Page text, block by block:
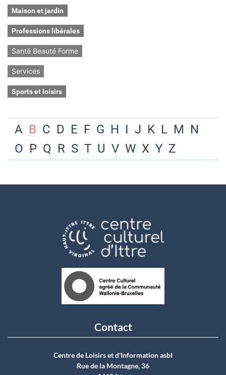
Maison et jardin
Professions libérales
Santé Beauté Forme
Services
Sports et loisirs
A B C D E F G H I J K L M N
O P Q R S T U V W X Y Z
Contact
Centre de Loisirs et d'Information asbI
Rue de la Montagne, 36